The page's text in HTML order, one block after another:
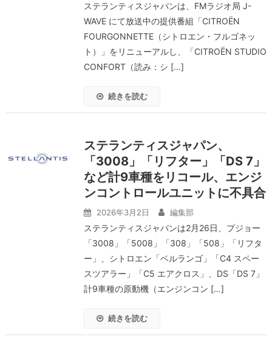
ステランティスジャパンは、FMラジオ局 J-
WAVE にて放送中の提供番組「CITROËN
FOURGONNETTE（シトロエン・フルゴネッ
ト）」をリニューアルし、「CITROËN STUDIO
CONFORT（読み：シ […]
続きを読む
ステランティスジャパン、
「3008」「リフター」「DS 7」
など計9車種をリコール、エンジ
ンコントロールユニットに不具合
2026年3月2日 編集部
ステランティスジャパンは2月26日、プジョー
「3008」「5008」「308」「508」「リフタ
ー」、シトロエン「ベルランゴ」「C4 スペー
スツアラー」「C5 エアクロス」、DS「DS 7」
計9車種の原動機（エンジンコン […]
続きを読む